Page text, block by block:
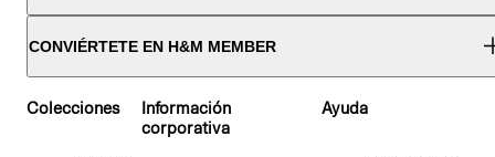
CONVIÉRTETE EN H&M MEMBER
Colecciones
Información
corporativa
Ayuda